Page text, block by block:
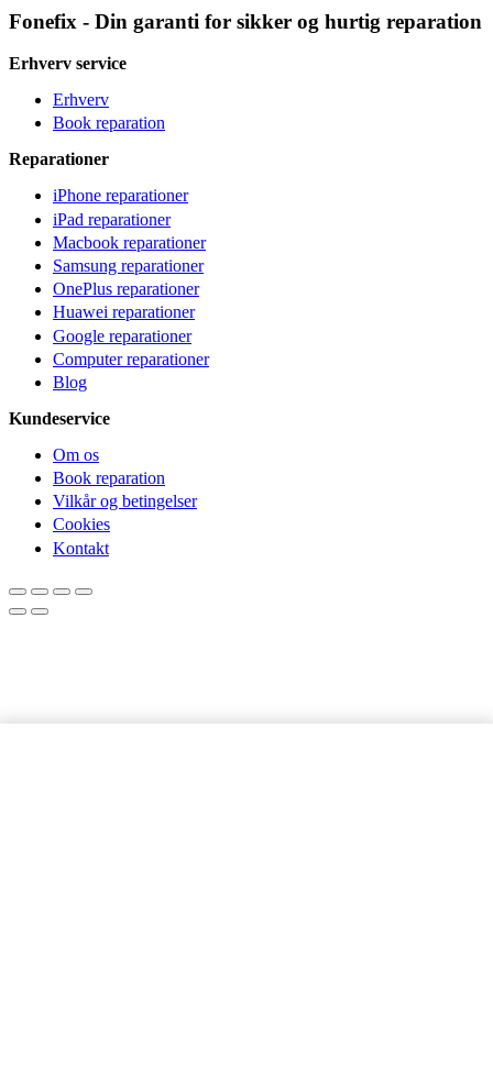
Fonefix - Din garanti for sikker og hurtig reparation
Erhverv service
Erhverv
Book reparation
Reparationer
iPhone reparationer
iPad reparationer
Macbook reparationer
Samsung reparationer
OnePlus reparationer
Huawei reparationer
Google reparationer
Computer reparationer
Blog
Kundeservice
Om os
Book reparation
Vilkår og betingelser
Cookies
Kontakt